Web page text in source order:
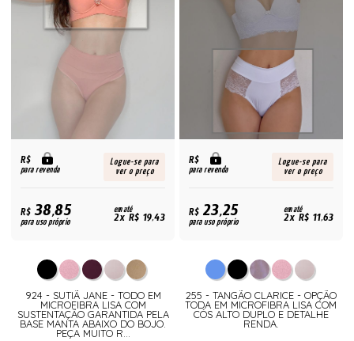
R$
para revenda
Logue-se para
ver o preço
R$38,85
para uso próprio
em até
2x R$ 19,43
924 - SUTIÃ JANE - TODO EM
MICROFIBRA LISA COM
SUSTENTAÇÃO GARANTIDA PELA
BASE MANTA ABAIXO DO BOJO.
PEÇA MUITO R...
R$
para revenda
Logue-se para
ver o preço
R$23,25
para uso próprio
em até
2x R$ 11,63
255 - TANGÃO CLARICE - OPÇÃO
TODA EM MICROFIBRA LISA COM
CÓS ALTO DUPLO E DETALHE
RENDA.